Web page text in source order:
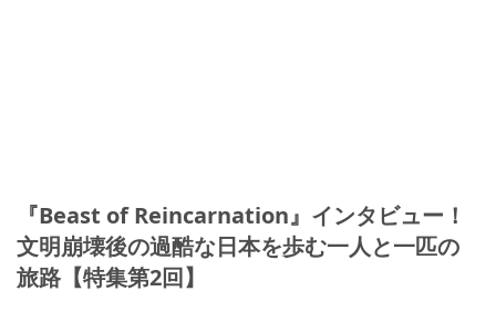
『Beast of Reincarnation』インタビュー！
文明崩壊後の過酷な日本を歩む一人と一匹の
旅路【特集第2回】